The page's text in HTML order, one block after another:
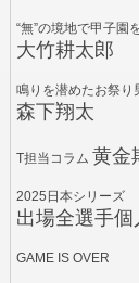
“無”の境地で甲子園
大竹耕太郎
鳴りを潜めたお祭り
森下翔太
T担当コラム 黄金
2025日本シリーズ
出場全選手
GAME IS OVER